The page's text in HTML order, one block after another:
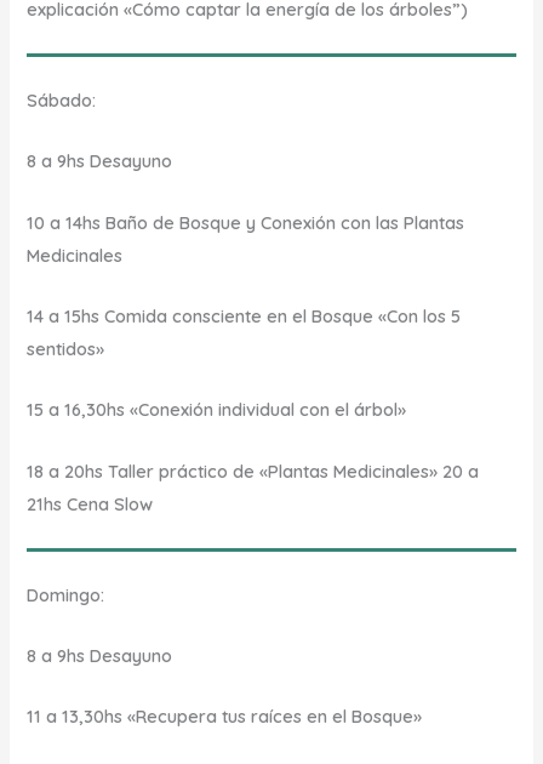
explicación «Cómo captar la energía de los árboles”)
Sábado:
8 a 9hs Desayuno
10 a 14hs Baño de Bosque y Conexión con las Plantas
Medicinales
14 a 15hs Comida consciente en el Bosque «Con los 5
sentidos»
15 a 16,30hs «Conexión individual con el árbol»
18 a 20hs Taller práctico de «Plantas Medicinales» 20 a
21hs Cena Slow
Domingo:
8 a 9hs Desayuno
11 a 13,30hs «Recupera tus raíces en el Bosque»